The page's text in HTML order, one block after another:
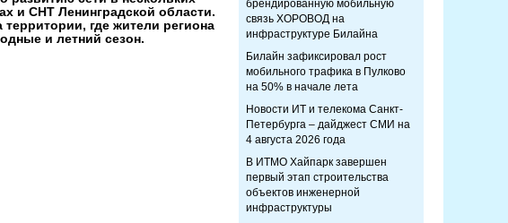
и СНТ Ленинградской области.
где жители региона
и летний сезон.
брендированную мобильную
связь ХОРОВОД на
инфраструктуре Билайна
Билайн зафиксировал рост
мобильного трафика в Пулково
на 50% в начале лета
Новости ИТ и телекома Санкт-
Петербурга – дайджест СМИ на
4 августа 2026 года
В ИТМО Хайпарк завершен
первый этап строительства
объектов инженерной
инфраструктуры